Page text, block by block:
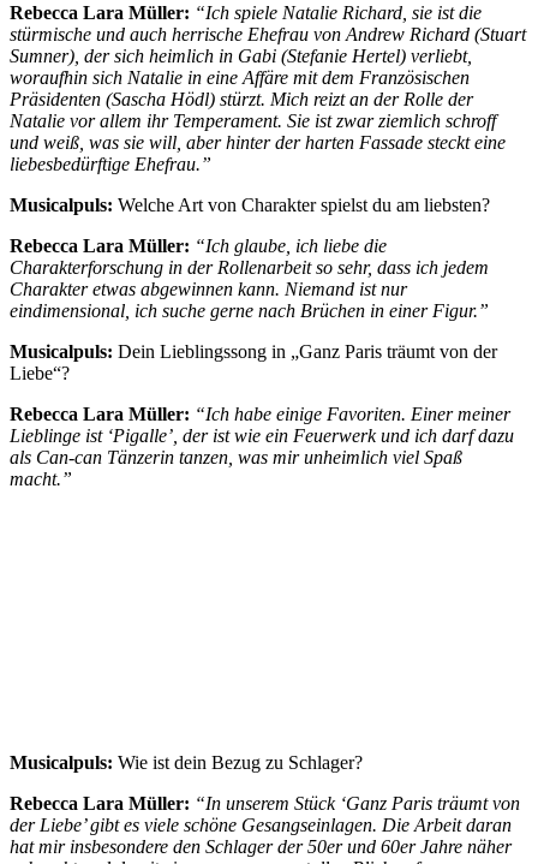
Rebecca Lara Müller: “Ich spiele Natalie Richard, sie ist die
stürmische und auch herrische Ehefrau von Andrew Richard (Stuart
Sumner), der sich heimlich in Gabi (Stefanie Hertel) verliebt,
woraufhin sich Natalie in eine Affäre mit dem Französischen
Präsidenten (Sascha Hödl) stürzt. Mich reizt an der Rolle der
Natalie vor allem ihr Temperament. Sie ist zwar ziemlich schroff
und weiß, was sie will, aber hinter der harten Fassade steckt eine
liebesbedürftige Ehefrau.”
Musicalpuls: Welche Art von Charakter spielst du am liebsten?
Rebecca Lara Müller: “Ich glaube, ich liebe die
Charakterforschung in der Rollenarbeit so sehr, dass ich jedem
Charakter etwas abgewinnen kann. Niemand ist nur
eindimensional, ich suche gerne nach Brüchen in einer Figur.”
Musicalpuls: Dein Lieblingssong in „Ganz Paris träumt von der
Liebe“?
Rebecca Lara Müller: “Ich habe einige Favoriten. Einer meiner
Lieblinge ist ‘Pigalle’, der ist wie ein Feuerwerk und ich darf dazu
als Can-can Tänzerin tanzen, was mir unheimlich viel Spaß
macht.”
Musicalpuls: Wie ist dein Bezug zu Schlager?
Rebecca Lara Müller: “In unserem Stück ‘Ganz Paris träumt von
der Liebe’ gibt es viele schöne Gesangseinlagen. Die Arbeit daran
hat mir insbesondere den Schlager der 50er und 60er Jahre näher